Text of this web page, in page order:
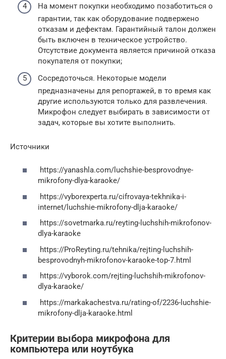
На момент покупки необходимо позаботиться о
гарантии, так как оборудование подвержено
отказам и дефектам. Гарантийный талон должен
быть включен в техническое устройство.
Отсутствие документа является причиной отказа
покупателя от покупки;
Сосредоточься. Некоторые модели
предназначены для репортажей, в то время как
другие используются только для развлечения.
Микрофон следует выбирать в зависимости от
задач, которые вы хотите выполнить.
Источники
https://yanashla.com/luchshie-besprovodnye-
mikrofony-dlya-karaoke/
https://vyborexperta.ru/cifrovaya-tekhnika-i-
internet/luchshie-mikrofony-dlja-karaoke/
https://sovetmarka.ru/reyting-luchshih-mikrofonov-
dlya-karaoke
https://ProReyting.ru/tehnika/rejting-luchshih-
besprovodnyh-mikrofonov-karaoke-top-7.html
https://vyborok.com/rejting-luchshih-mikrofonov-
dlya-karaoke/
https://markakachestva.ru/rating-of/2236-luchshie-
mikrofony-dlja-karaoke.html
Критерии выбора микрофона для
компьютера или ноутбука